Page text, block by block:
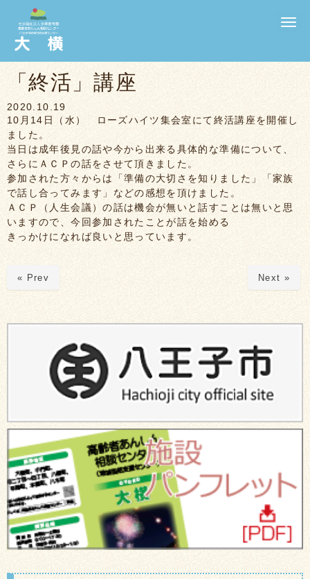
N
i
n
「終活」講座
2020.10.19
10月14日（水） ローズハイツ集会室にて終活講座を開催し
ました。
当日は成年後見の話や今から出来る具体的な準備について、
さらにＡＣＰの話をさせて頂きました。
参加された方々からは「準備の大切さを知りました」「家族
で話し合ってみます」などの感想を頂けました。
ＡＣＰ（人生会議）の話は機会が無いと話すことは無いと思
いますので、今回参加されたことが話を始める
きっかけになれば良いと思っています。
« Prev Next »